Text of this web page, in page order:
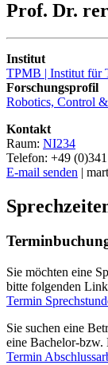
Prof. Dr.
Institut
TPMB | Institut für
Forschungsprofil
Robotics, Control
Kontakt
Raum: NI234
Telefon: +49
E-mail senden |
Sie möchten eine
bitte folgenden
Termin
Sie suchen eine
eine Bachelor-bzw.
Termin